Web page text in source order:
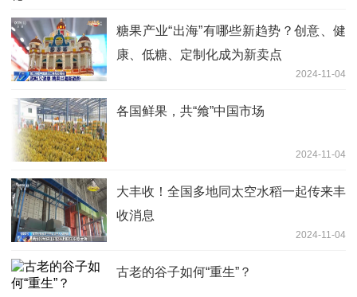
糖果产业“出海”有哪些新趋势？创意、健
康、低糖、定制化成为新卖点
2024-11-04
各国鲜果，共“飨”中国市场
2024-11-04
大丰收！全国多地同太空水稻一起传来丰
收消息
2024-11-04
古老的谷子如何“重生”？